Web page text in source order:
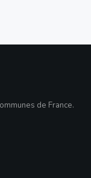
de France.